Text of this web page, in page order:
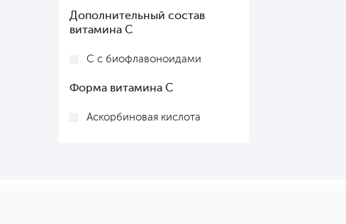
Дополнительный состав
витамина С
С с биофлавоноидами
Форма витамина С
Аскорбиновая кислота